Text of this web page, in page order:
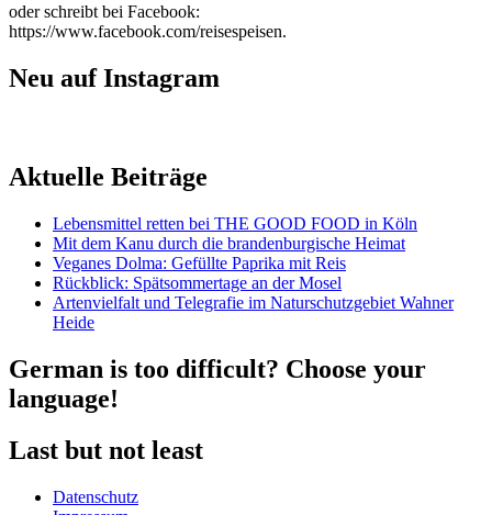
oder schreibt bei Facebook:
https://www.facebook.com/reisespeisen.
Neu auf Instagram
Aktuelle Beiträge
Lebensmittel retten bei THE GOOD FOOD in Köln
Mit dem Kanu durch die brandenburgische Heimat
Veganes Dolma: Gefüllte Paprika mit Reis
Rückblick: Spätsommertage an der Mosel
Artenvielfalt und Telegrafie im Naturschutzgebiet Wahner
Heide
German is too difficult? Choose your
language!
Last but not least
Datenschutz